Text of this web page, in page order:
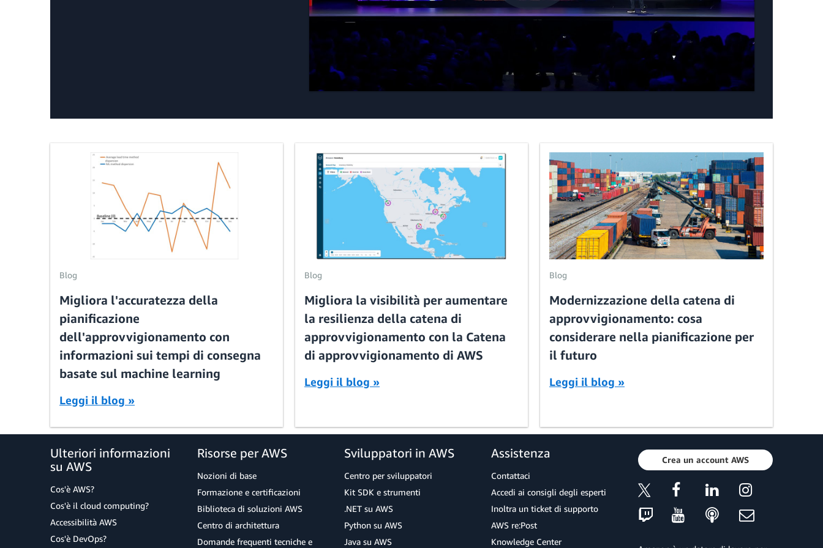
Blog
Migliora l'accuratezza della
pianificazione
dell'approvvigionamento con
informazioni sui tempi di consegna
basate sul machine learning
Leggi il blog »
Blog
Migliora la visibilità per aumentare
la resilienza della catena di
approvvigionamento con la Catena
di approvvigionamento di AWS
Leggi il blog »
Blog
Modernizzazione della catena di
approvvigionamento: cosa
considerare nella pianificazione per
il futuro
Leggi il blog »
Ulteriori informazioni
su AWS
Cos'è AWS?
Cos'è il cloud computing?
Accessibilità AWS
Cos'è DevOps?
Risorse per AWS
Nozioni di base
Formazione e certificazioni
Biblioteca di soluzioni AWS
Centro di architettura
Domande frequenti tecniche e
Sviluppatori in AWS
Centro per sviluppatori
Kit SDK e strumenti
.NET su AWS
Python su AWS
Java su AWS
Assistenza
Contattaci
Accedi ai consigli degli esperti
Inoltra un ticket di supporto
AWS re:Post
Knowledge Center
Crea un account AWS